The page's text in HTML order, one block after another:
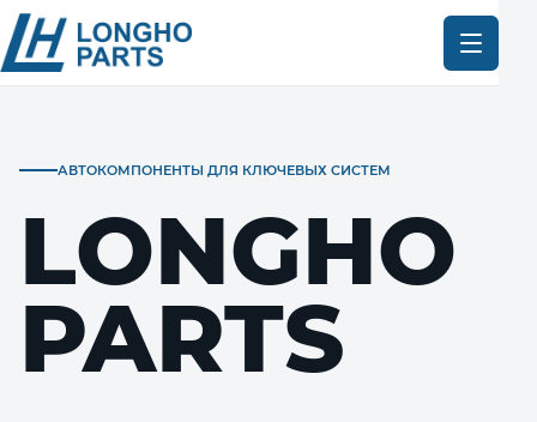
АВТОКОМПОНЕНТЫ ДЛЯ КЛЮЧЕВЫХ СИСТЕМ
LONGHO
PARTS